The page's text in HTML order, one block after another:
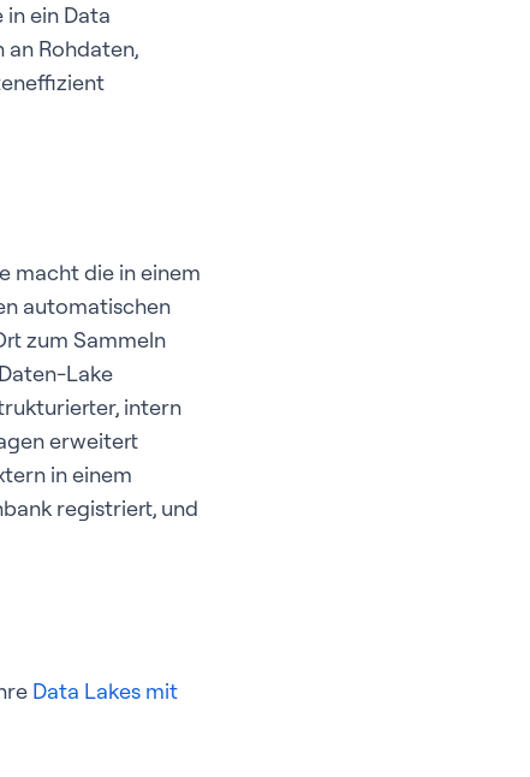
in ein Data
an Rohdaten,
macht die in einem
automatischen
zum Sammeln
Lake
intern
erweitert
in einem
registriert, und
Data Lakes mit